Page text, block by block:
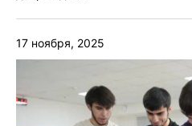
17 ноября, 2025